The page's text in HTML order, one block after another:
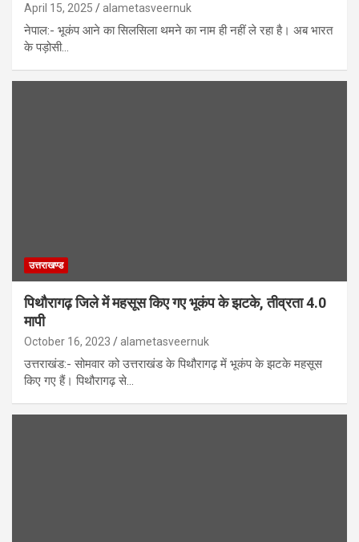
April 15, 2025 alametasveernuk
नेपाल:- भूकंप आने का सिलसिला थमने का नाम ही नहीं ले रहा है। अब भारत
के पड़ोसी…
उत्तराखण्ड
पिथौरागढ़ जिले में महसूस किए गए भूकंप के झटके, तीव्रता 4.0
मापी
October 16, 2023 alametasveernuk
उत्तराखंड:- सोमवार को उत्तराखंड के पिथौरागढ़ में भूकंप के झटके महसूस
किए गए हैं। पिथौरागढ़ से…